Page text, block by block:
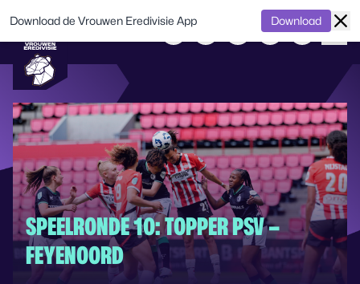
SPEELRONDE 10: TOPPER PSV –
FEYENOORD
Download de Vrouwen Eredivisie App Download